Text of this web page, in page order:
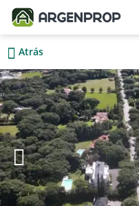
Atrás